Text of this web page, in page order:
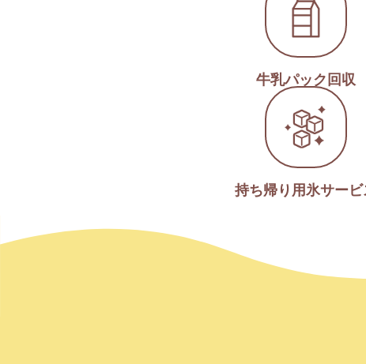
牛乳パック回収
持ち帰り用氷サービ